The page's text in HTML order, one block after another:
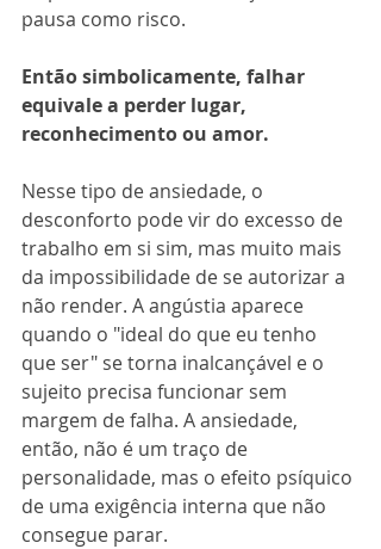
pausa como risco.
Então simbolicamente, falhar
equivale a perder lugar,
reconhecimento ou amor.
Nesse tipo de ansiedade, o
desconforto pode vir do excesso de
trabalho em si sim, mas muito mais
da impossibilidade de se autorizar a
não render. A angústia aparece
quando o "ideal do que eu tenho
que ser" se torna inalcançável e o
sujeito precisa funcionar sem
margem de falha. A ansiedade,
então, não é um traço de
personalidade, mas o efeito psíquico
de uma exigência interna que não
consegue parar.